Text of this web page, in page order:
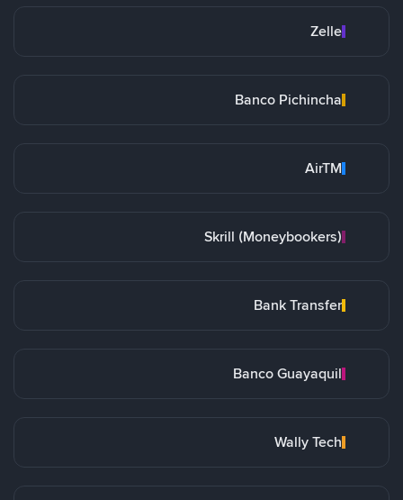
Zelle
Banco Pichincha
AirTM
Skrill (Moneybookers)
Bank Transfer
Banco Guayaquil
Wally Tech